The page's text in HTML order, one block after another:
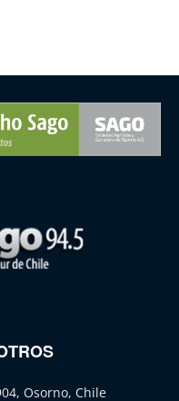
Osorno, Chile